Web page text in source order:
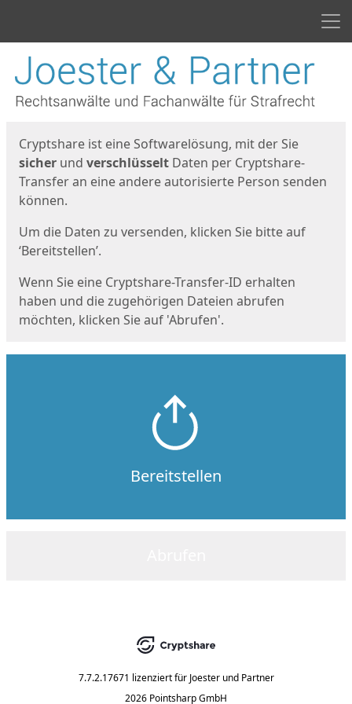
Start
Cryptshare ist eine Softwarelösung, mit der Sie
sicher und verschlüsselt Daten per Cryptshare-
Transfer an eine andere autorisierte Person senden
können.
Um die Daten zu versenden, klicken Sie bitte auf
‘Bereitstellen’.
Wenn Sie eine Cryptshare-Transfer-ID erhalten
haben und die zugehörigen Dateien abrufen
möchten, klicken Sie auf 'Abrufen'.
Bereitstellen
7.7.2.17671 lizenziert für Joester und Partner
2026 Pointsharp GmbH